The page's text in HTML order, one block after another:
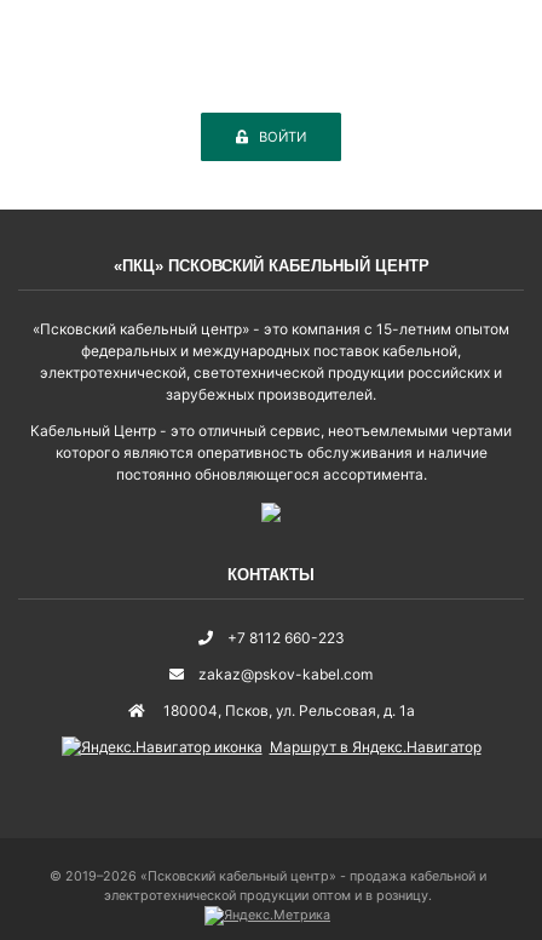
ВОЙТИ
«ПКЦ» ПСКОВСКИЙ КАБЕЛЬНЫЙ ЦЕНТР
«Псковский кабельный центр» - это компания с 15-летним опытом
федеральных и международных поставок кабельной,
электротехнической, светотехнической продукции российских и
зарубежных производителей.
Кабельный Центр - это отличный сервис, неотъемлемыми чертами
которого являются оперативность обслуживания и наличие
постоянно обновляющегося ассортимента.
КОНТАКТЫ
+7 8112 660-223
zakaz@pskov-kabel.com
180004, Псков, ул. Рельсовая, д. 1а
Маршрут в Яндекс.Навигатор
© 2019–2026 «Псковский кабельный центр» - продажа кабельной и
электротехнической продукции оптом и в розницу.